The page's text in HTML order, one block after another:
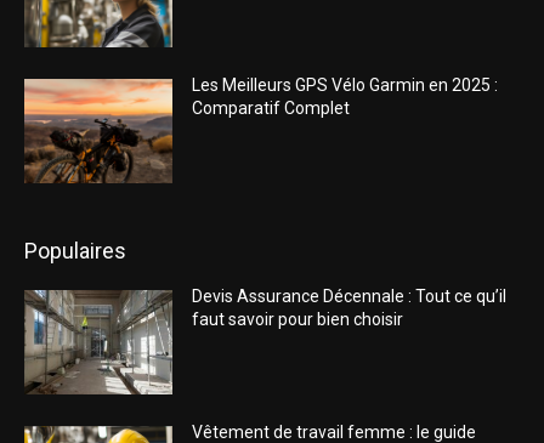
Les Meilleurs GPS Vélo Garmin en 2025 :
Comparatif Complet
Populaires
Devis Assurance Décennale : Tout ce qu’il
faut savoir pour bien choisir
Vêtement de travail femme : le guide